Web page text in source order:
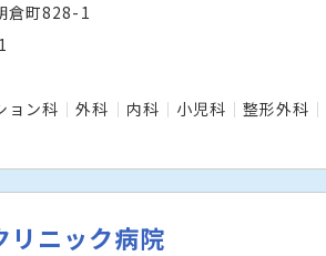
倉町828-1
ョン科
外科 内科 小児科 整形外科
リニック病院